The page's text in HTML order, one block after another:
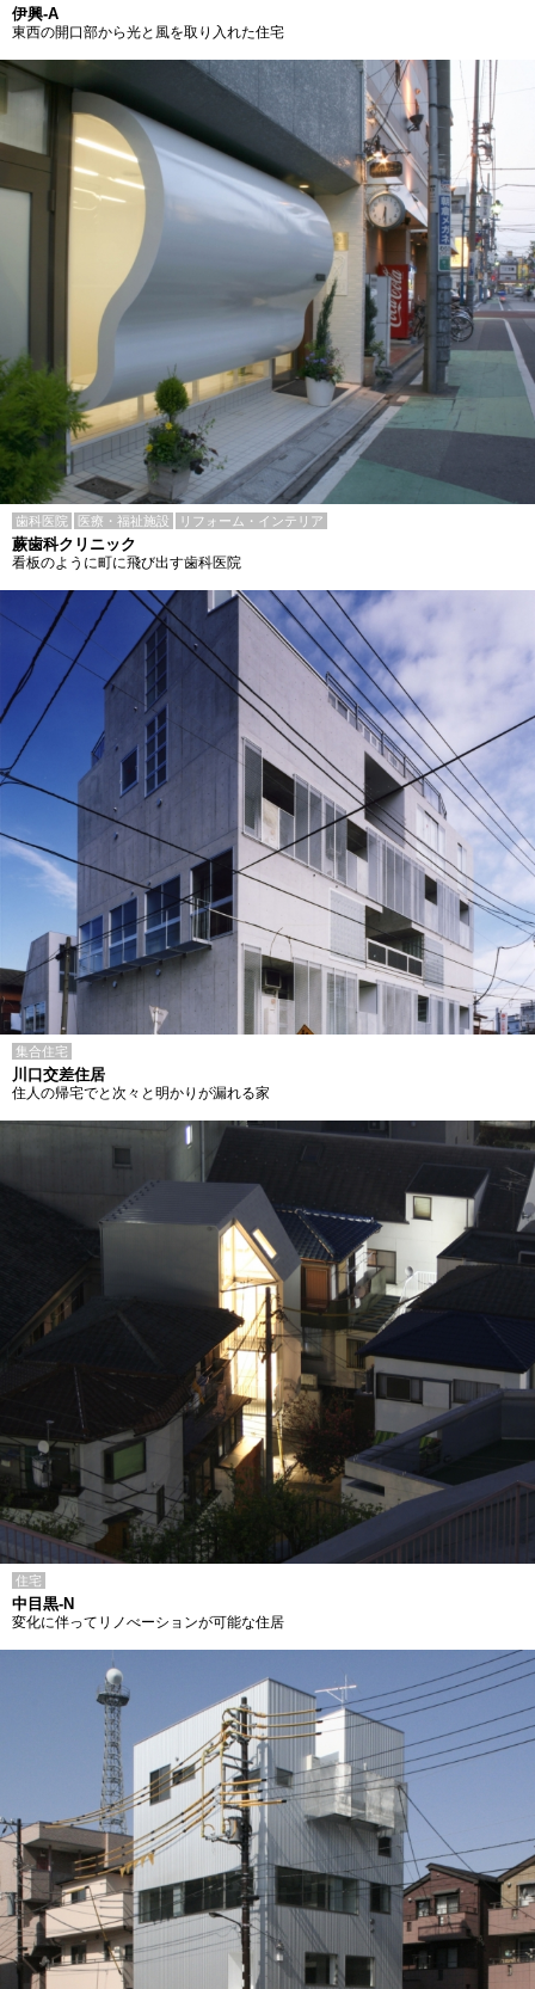
伊興-A
東西の開口部から光と風を取り入れた住宅
歯科医院 医療・福祉施設 リフォーム・インテリア
蕨歯科クリニック
看板のように町に飛び出す歯科医院
集合住宅
川口交差住居
住人の帰宅でと次々と明かりが漏れる家
住宅
中目黒-N
変化に伴ってリノべーションが可能な住居